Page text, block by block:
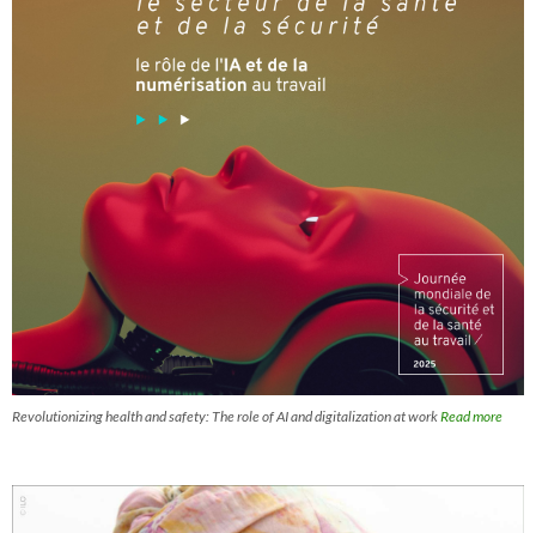
Revolutionizing health and safety: The role of AI and digitalization at workRead more